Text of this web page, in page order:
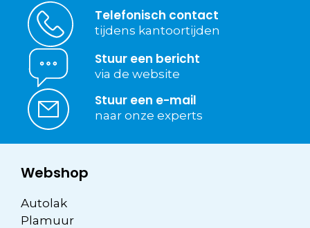
Telefonisch contact
tijdens kantoortijden
Stuur een bericht
via de website
Stuur een e-mail
naar onze experts
Webshop
Autolak
Plamuur